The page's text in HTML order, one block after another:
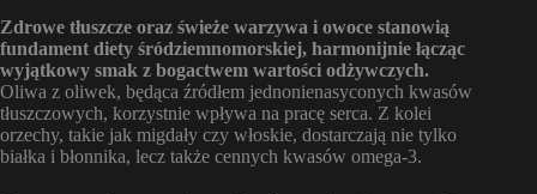
Zdrowe tłuszcze oraz świeże warzywa i owoce stanowią
fundament diety śródziemnomorskiej, harmonijnie łącząc
wyjątkowy smak z bogactwem wartości odżywczych.
Oliwa z oliwek, będąca źródłem jednonienasyconych kwasów
tłuszczowych, korzystnie wpływa na pracę serca. Z kolei
orzechy, takie jak migdały czy włoskie, dostarczają nie tylko
białka i błonnika, lecz także cennych kwasów omega-3.